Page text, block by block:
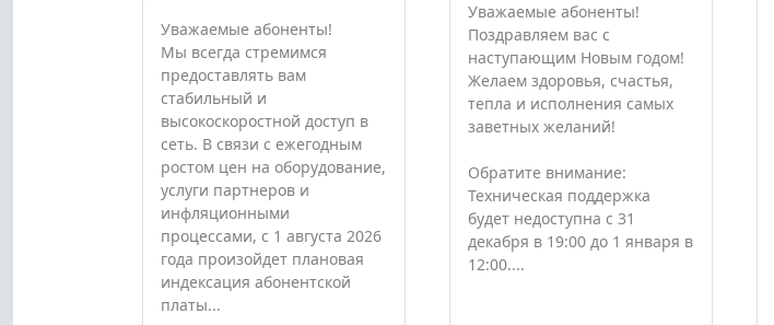
Уважаемые абоненты!
Мы всегда стремимся
предоставлять вам
стабильный и
высокоскоростной доступ в
сеть. В связи с ежегодным
ростом цен на оборудование,
услуги партнеров и
инфляционными
процессами, с 1 августа 2026
года произойдет плановая
индексация абонентской
платы...
Уважаемые абоненты!
Поздравляем вас с
наступающим Новым годом!
Желаем здоровья, счастья,
тепла и исполнения самых
заветных желаний!
Обратите внимание:
Техническая поддержка
будет недоступна с 31
декабря в 19:00 до 1 января в
12:00....